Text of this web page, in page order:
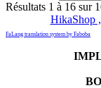
Résultats 1 à 16 sur
HikaShop
FaLang translation system by Faboba